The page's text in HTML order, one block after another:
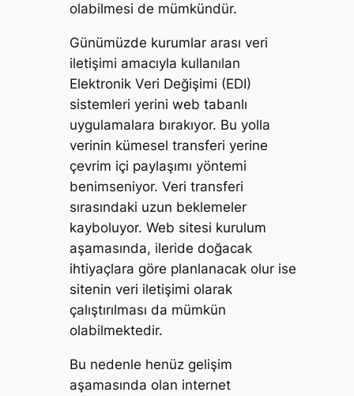
olabilmesi de mümkündür.
Günümüzde kurumlar arası veri
iletişimi amacıyla kullanılan
Elektronik Veri Değişimi (EDI)
sistemleri yerini web tabanlı
uygulamalara bırakıyor. Bu yolla
verinin kümesel transferi yerine
çevrim içi paylaşımı yöntemi
benimseniyor. Veri transferi
sırasındaki uzun beklemeler
kayboluyor. Web sitesi kurulum
aşamasında, ileride doğacak
ihtiyaçlara göre planlanacak olur ise
sitenin veri iletişimi olarak
çalıştırılması da mümkün
olabilmektedir.
Bu nedenle henüz gelişim
aşamasında olan internet